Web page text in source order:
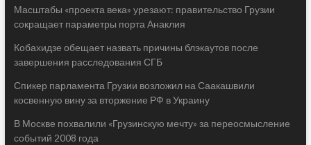
Масштабы «проекта века» урезают: правительство Грузии
сокращает параметры порта Анаклия
Кобахидзе обещает назвать причины блэкаутов после
завершения расследования СГБ
Спикер парламента Грузии возложил на Саакашвили
косвенную вину за вторжение РФ в Украину
В Москве похвалили «Грузинскую мечту» за переосмысление
событий 2008 года